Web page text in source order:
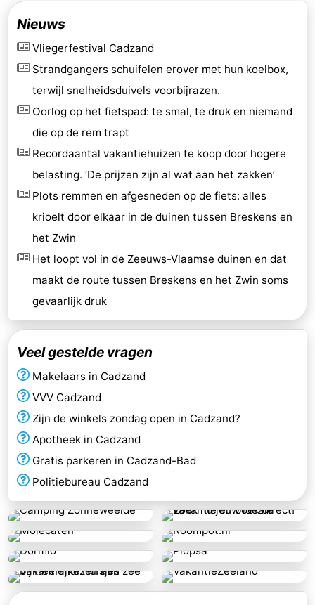
Nieuws
Vliegerfestival Cadzand
Strandgangers schuifelen erover met hun koelbox,
terwijl snelheidsduivels voorbijrazen.
Oorlog op het fietspad: te smal, te druk en niemand
die op de rem trapt
Recordaantal vakantiehuizen te koop door hogere
belasting. ‘De prijzen zijn al wat aan het zakken’
Plots remmen en afgesneden op de fiets: alles
krioelt door elkaar in de duinen tussen Breskens en
het Zwin
Het loopt vol in de Zeeuws-Vlaamse duinen en dat
maakt de route tussen Breskens en het Zwin soms
gevaarlijk druk
Veel gestelde vragen
Makelaars in Cadzand
VVV Cadzand
Zijn de winkels zondag open in Cadzand?
Apotheek in Cadzand
Gratis parkeren in Cadzand-Bad
Politiebureau Cadzand